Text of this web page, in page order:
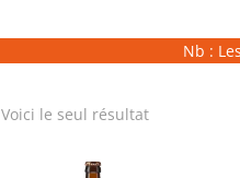
Nb :
Voici le seul résultat